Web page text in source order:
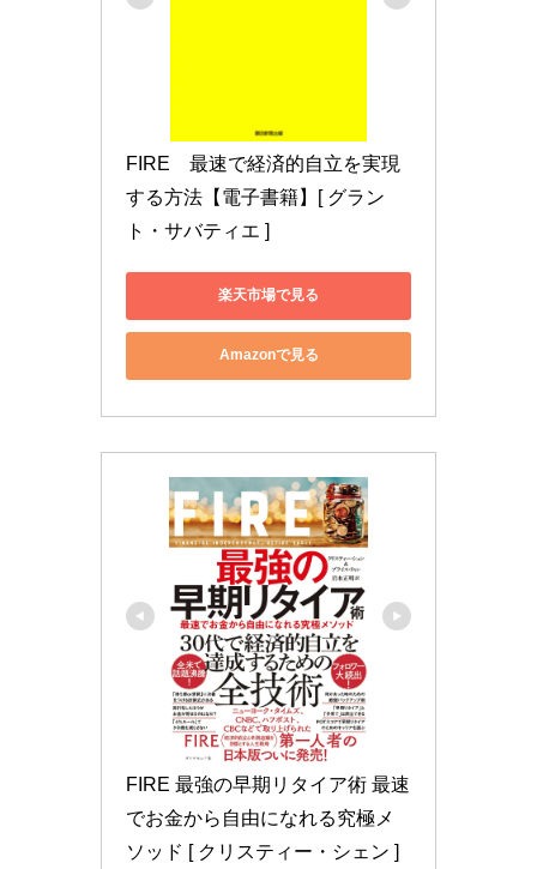
FIRE　最速で経済的自立を実現
する方法【電子書籍】[ グラン
ト・サバティエ ]
楽天市場で見る
Amazonで見る
FIRE 最強の早期リタイア術 最速
でお金から自由になれる究極メ
ソッド [ クリスティー・シェン ]